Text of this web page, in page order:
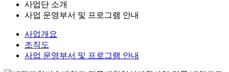
사업단 소개
사업 운영부서 및 프로그램 안내
사업개요
조직도
사업 운영부서 및 프로그램 안내